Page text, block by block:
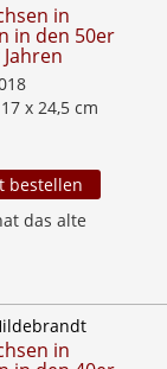
in
in den 50er
x 24,5 cm
bestellen
das alte
in